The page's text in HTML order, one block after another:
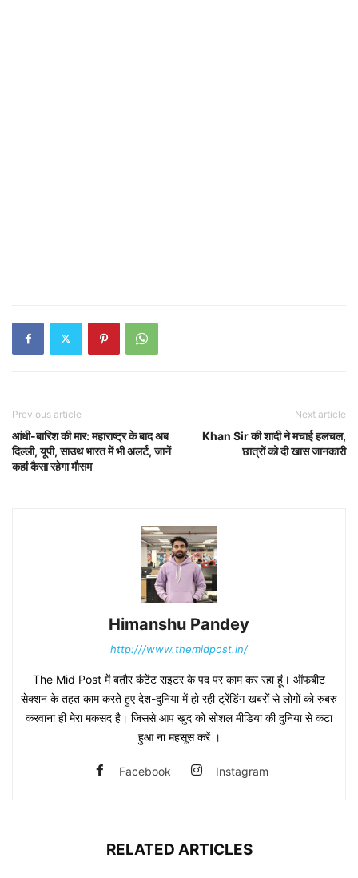
Previous article
आंधी-बारिश की मार: महाराष्ट्र के बाद अब
दिल्ली, यूपी, साउथ भारत में भी अलर्ट, जानें
कहां कैसा रहेगा मौसम
Next article
Khan Sir की शादी ने मचाई हलचल,
छात्रों को दी खास जानकारी
Himanshu Pandey
http:///www.themidpost.in/
The Mid Post में बतौर कंटेंट राइटर के पद पर काम कर रहा हूं। ऑफबीट
सेक्शन के तहत काम करते हुए देश-दुनिया में हो रही ट्रेंडिंग खबरों से लोगों को रुबरु
करवाना ही मेरा मकसद है। जिससे आप खुद को सोशल मीडिया की दुनिया से कटा
हुआ ना महसूस करें ।
Facebook Instagram
RELATED ARTICLES